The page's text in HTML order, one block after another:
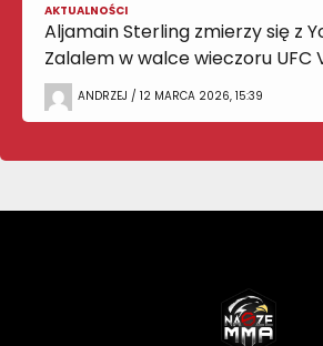
AKTUALNOŚCI
Aljamain Sterling zmierzy się z
Zalalem w walce wieczoru UFC
ANDRZEJ / 12 MARCA 2026, 15:39